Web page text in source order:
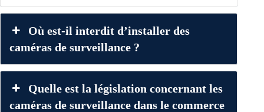
Où est-il interdit d’installer des
caméras de surveillance ?
Quelle est la législation concernant les
caméras de surveillance dans le commerce